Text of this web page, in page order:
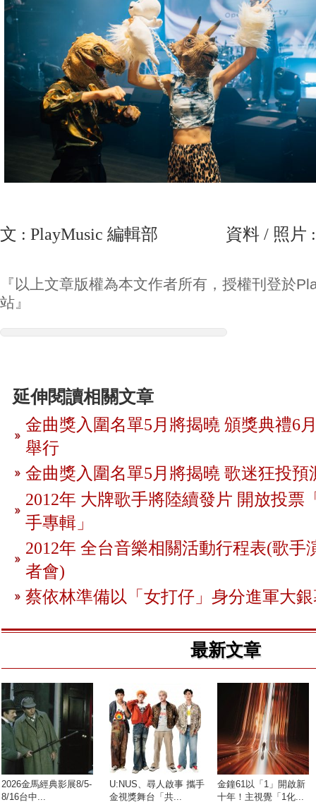
文 : PlayMusic 編輯部 資料 / 照片
『以上文章版權為本文作者所有，授權刊登於
站』
延伸閱讀相關文章
金曲獎入圍名單5月將揭曉 頒獎典禮6
舉行
金曲獎入圍名單5月將揭曉 歌迷狂投預
2012年 大牌歌手將陸續發片 開放投票
手專輯」
2012年 全台音樂相關活動行程表(歌手
者會)
蔡依林準備以「女打仔」身分進軍大
最新文章
2026金馬經典影展8/5-
8/16台中...
U:NUS、尋人啟事 攜手
金視獎舞台「共...
金鐘61以「1」開啟新
十年！主視覺「1化...